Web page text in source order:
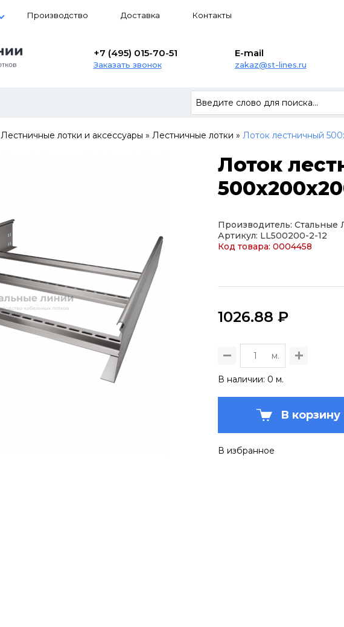
Производство Доставка Контакты
+7 (495) 015-70-51
Заказать звонок
E-mail
zakaz@st-lines.ru
Лестничные лотки и аксессуары » Лестничные лотки » Лоток лестничный
Лоток
Производитель: Стальные
Артикул: LL500200-2-12
Код товара: 0004458
1026.88 ₽
м.
В наличии: 0 м.
В корзину
В избранное